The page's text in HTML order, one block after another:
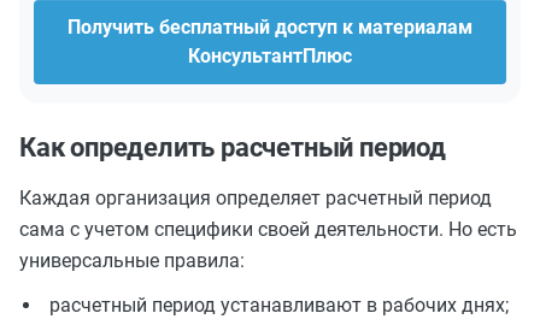
Получить бесплатный доступ к материалам
КонсультантПлюс
Как определить расчетный период
Каждая организация определяет расчетный период
сама с учетом специфики своей деятельности. Но есть
универсальные правила:
расчетный период устанавливают в рабочих днях;